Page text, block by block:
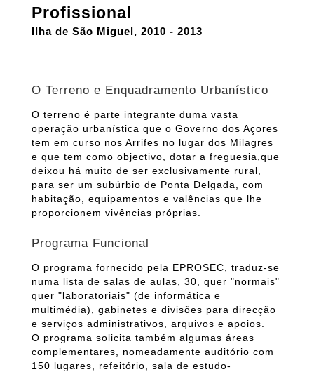
a
t
Profissional
Ilha de São Miguel, 2010 - 2013
O Terreno e Enquadramento Urbanístico
O terreno é parte integrante duma vasta
operação urbanística que o Governo dos Açores
tem em curso nos Arrifes no lugar dos Milagres
e que tem como objectivo, dotar a freguesia,que
deixou há muito de ser exclusivamente rural,
para ser um subúrbio de Ponta Delgada, com
habitação, equipamentos e valências que lhe
proporcionem vivências próprias.
Programa Funcional
O programa fornecido pela EPROSEC, traduz-se
numa lista de salas de aulas, 30, quer "normais"
quer "laboratoriais" (de informática e
multimédia), gabinetes e divisões para direcção
e serviços administrativos, arquivos e apoios.
O programa solicita também algumas áreas
complementares, nomeadamente auditório com
150 lugares, refeitório, sala de estudo-